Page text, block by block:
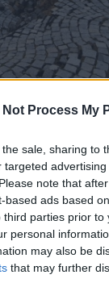
Not Process My
sale, sharing to
note that
based ads based
third parties prior
personal
may also be
that may further
jaké prostory
získala
vytvořili
v jakém rozsahu,“
by se objevily